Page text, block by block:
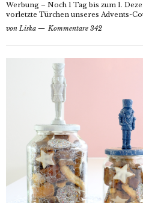
Werbung – Noch 1 Tag bis zum 1.
vorletzte Türchen unseres Advents-
von Liska Kommentare 342